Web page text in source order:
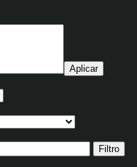
Filtro